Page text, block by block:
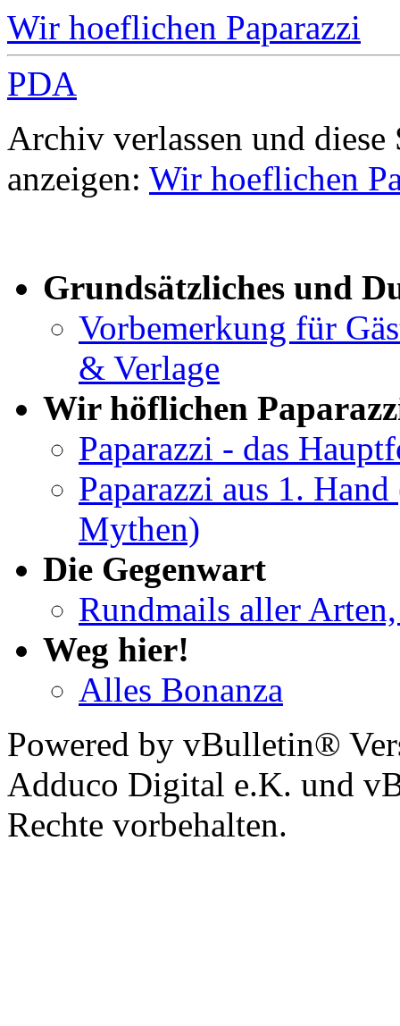
Wir hoeflichen Paparazzi
PDA
Archiv verlassen und diese
anzeigen: Wir hoeflichen
Grundsätzliches und
Vorbemerkung für
& Verlage
Wir höflichen
Paparazzi - das
Paparazzi aus 1.
Mythen)
Die Gegenwart
Rundmails aller
Weg hier!
Alles Bonanza
Powered by vBulletin®
Adduco Digital e.K. und
Rechte vorbehalten.